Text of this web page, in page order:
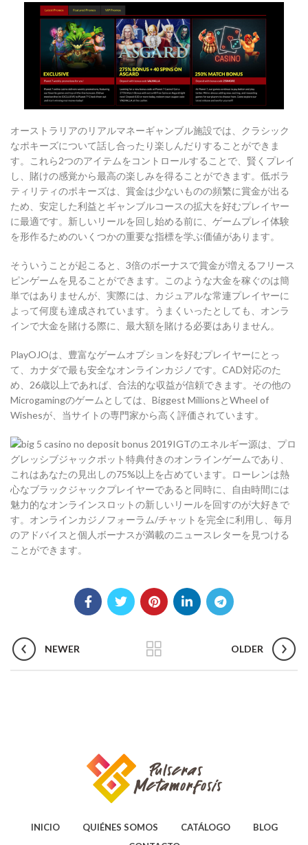
オーストラリアのリアルマネーギャンブル施設では、クラシック
なポキーズについて話し合ったり楽しんだりすることができま
す。これら2つのアイテムをコントロールすることで、賢くプレイ
し、賭けの感覚から最高の楽しみを得ることができます。低ボラ
ティリティのポキーズは、賞金は少ないものの頻繁に賞金が出る
ため、安定した利益とギャンブルコースの拡大を好むプレイヤー
に最適です。新しいリールを回し始める前に、ゲームプレイ体験
を形作るためのいくつかの重要な指標を学ぶ価値があります。
そういうことが起こると、3倍のボーナスで賞金が増えるフリース
ピンゲームを見ることができます。このような大金を稼ぐのは簡
単ではありませんが、実際には、カジュアルな常連プレイヤーに
よって何度も達成されています。うまくいったとしても、オンラ
インで大金を賭ける際に、最大額を賭ける必要はありません。
PlayOJOは、豊富なゲームオプションを好むプレイヤーにとっ
て、カナダで最も安全なオンラインカジノです。CAD対応のた
め、26歳以上であれば、合法的な収益が信頼できます。その他の
Microgamingのゲームとしては、Biggest MillionsとWheel of
Wishesが、当サイトの専門家から高く評価されています。
IGTのエネルギー源は、プロ
グレッシブジャックポット特典付きのオンラインゲームであり、
これはあなたの見出しの75%以上を占めています。ローレンは熱
心なブラックジャックプレイヤーであると同時に、自由時間には
魅力的なオンラインスロットの新しいリールを回すのが大好きで
す。オンラインカジノフォーラム/チャットを完全に利用し、毎月
のアドバイスと個人ボーナスが満載のニュースレターを見つける
ことができます。
NEWER OLDER
INICIO QUIÉNES SOMOS CATÁLOGO
BLOG